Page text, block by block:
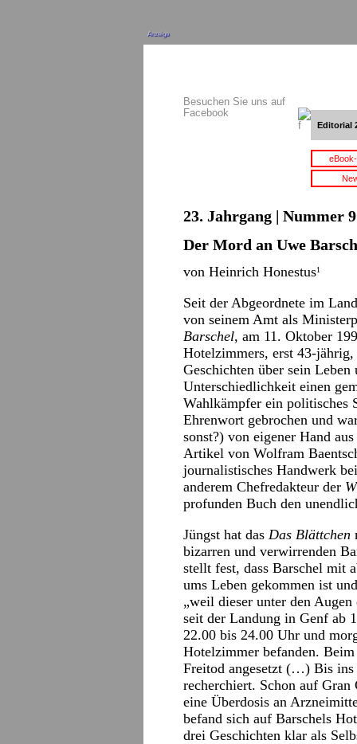
Anzeige
Besuchen Sie uns auf
Facebook
Editorial
23. Jahrgang | Nummer
Der Mord an Uwe
von Heinrich Honestus1
Seit der Abgeordnete im
von seinem Amt als
Barschel, am 11. Oktober
Hotelzimmers, erst 43-
Geschichten über sein
Unterschiedlichkeit einen
Wahlkämpfer ein politisches
Ehrenwort gebrochen und
sonst?) von eigener Hand
Artikel von Wolfram
journalistisches Handwerk
anderem Chefredakteur der
profunden Buch den
Jüngst hat das Das Blättchen
bizarren und verwirrenden
stellt fest, dass Barschel mit
ums Leben gekommen ist
„weil dieser unter den
seit der Landung in Genf ab
22.00 bis 24.00 Uhr und
Hotelzimmer befanden.
Freitod angesetzt (…) Bis ins
recherchiert. Schon auf Gran
eine Überdosis an
befand sich auf Barschels
drei Geschichten klar als